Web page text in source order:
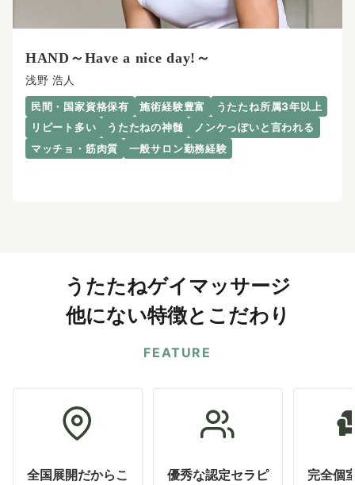
HAND～Have a nice day!～
浅野 浩人
民間・国家資格保有 施術経験豊富
うたたね所属3年以上
リピート多い
うたたねの神髄
ノンケっぽいと言われる
マッチョ・筋肉質
一般サロン勤務経験
うたたねゲイマッサージ
他にない特徴とこだわり
FEATURE
全国展開だからこ
優秀な認定セラピ
完全個